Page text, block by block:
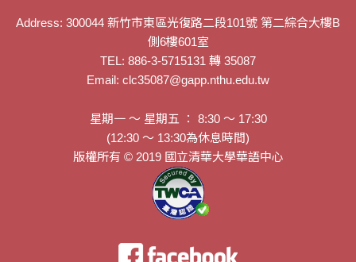
Address: 300044 新竹市東區光復路二段101號 第二綜合大樓B
側6樓601室
TEL: 886-3-5715131 轉 35087
Email: clc35087@gapp.nthu.edu.tw
星期一 ～ 星期五 ： 8:30 ～ 17:30
(12:30 ～ 13:30為休息時間)
版權所有 © 2019 國立清華大學華語中心